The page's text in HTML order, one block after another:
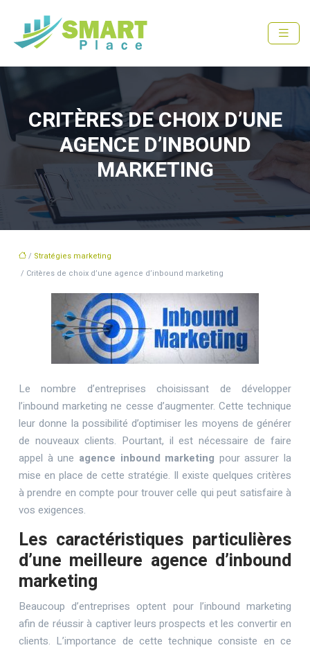
CRITÈRES DE CHOIX D’UNE
AGENCE D’INBOUND
MARKETING
/ Stratégies marketing
/ Critères de choix d’une agence d’inbound marketing
Le nombre d’entreprises choisissant de développer
l’inbound marketing ne cesse d’augmenter. Cette technique
leur donne la possibilité d’optimiser les moyens de générer
de nouveaux clients. Pourtant, il est nécessaire de faire
appel à une agence inbound marketing pour assurer la
mise en place de cette stratégie. Il existe quelques critères
à prendre en compte pour trouver celle qui peut satisfaire à
vos exigences.
Les caractéristiques particulières
d’une meilleure agence d’inbound
marketing
Beaucoup d’entreprises optent pour l’inbound marketing
afin de réussir à captiver leurs prospects et les convertir en
clients. L’importance de cette technique consiste en ce